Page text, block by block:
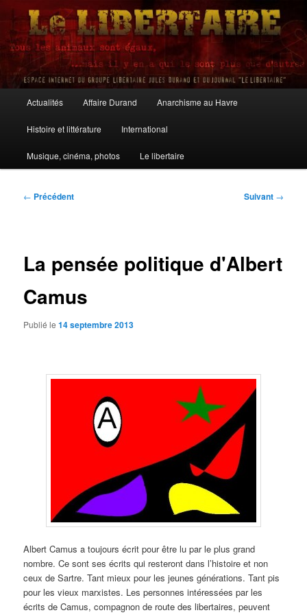
Aller
contenu
principalLe Libertaire
principal
Actualités Affaire Durand Anarchisme au Havre
Histoire et littérature International
Musique, cinéma, photos Le libertaire
Navigation
← Précédent Suivant →
La pensée politique d'Albert
Camus
Publié le14 septembre 2013
Albert Camus a toujours écrit pour être lu par le plus grand
nombre. Ce sont ses écrits qui resteront dans l’histoire et non
ceux de Sartre. Tant mieux pour les jeunes générations. Tant pis
pour les vieux marxistes. Les personnes intéressées par les
écrits de Camus, compagnon de route des libertaires, peuvent